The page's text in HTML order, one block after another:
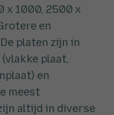
x 1000, 2500 x
en
platen zijn in
plaat,
en
meest
altijd in diverse